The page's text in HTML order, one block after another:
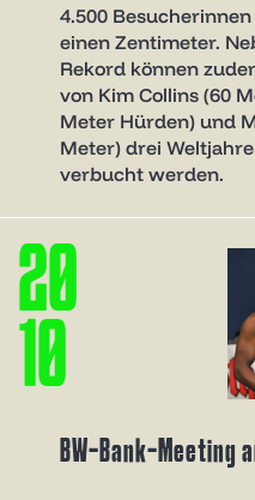
4.500
einen Zentimeter.
Rekord können
von Kim Collins (60
Meter Hürden) und
Meter) drei
verbucht werden.
20
0
BW-Bank-Meeting